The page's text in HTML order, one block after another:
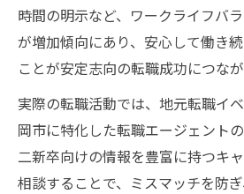
時間の明示など、ワークライフバ
が増加傾向にあり、安心して働き
ことが安定志向の転職成功につなが
実際の転職活動では、地元転職イ
岡市に特化した転職エージェント
二新卒向けの情報を豊富に持つキ
相談することで、ミスマッチを防